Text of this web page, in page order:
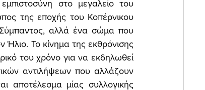
στο μεγαλείο του
της εποχής του Κοπέρνικου
Σύμπαντος, αλλά ένα σώμα που
Ήλιο. Το κίνημα της εκθρόνισης
του χρόνο για να εκδηλωθεί
αντιλήψεων που αλλάζουν
αποτέλεσμα μίας συλλογικής